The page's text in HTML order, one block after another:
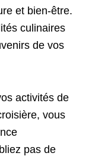
et bien-être.
culinaires
de vos
activités de
vous
pas de